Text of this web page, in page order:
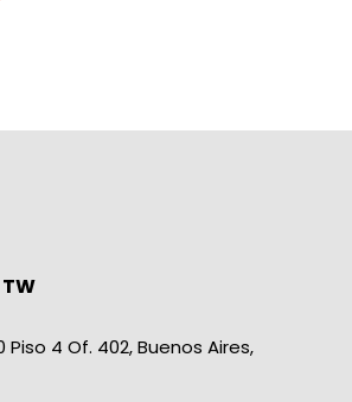
TW
Piso 4 Of. 402, Buenos Aires,